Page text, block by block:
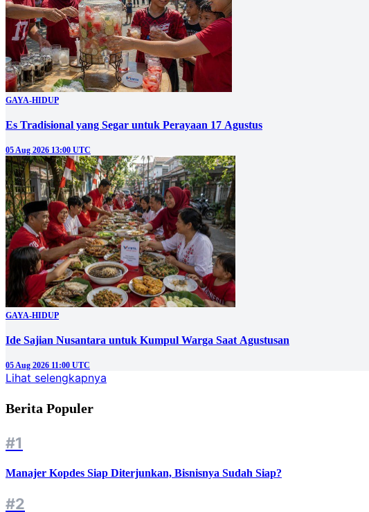
GAYA-HIDUP
Es Tradisional yang Segar untuk Perayaan 17 Agustus
05 Aug 2026 13:00 UTC
GAYA-HIDUP
Ide Sajian Nusantara untuk Kumpul Warga Saat Agustusan
05 Aug 2026 11:00 UTC
Lihat selengkapnya
Berita Populer
#1
Manajer Kopdes Siap Diterjunkan, Bisnisnya Sudah Siap?
#2